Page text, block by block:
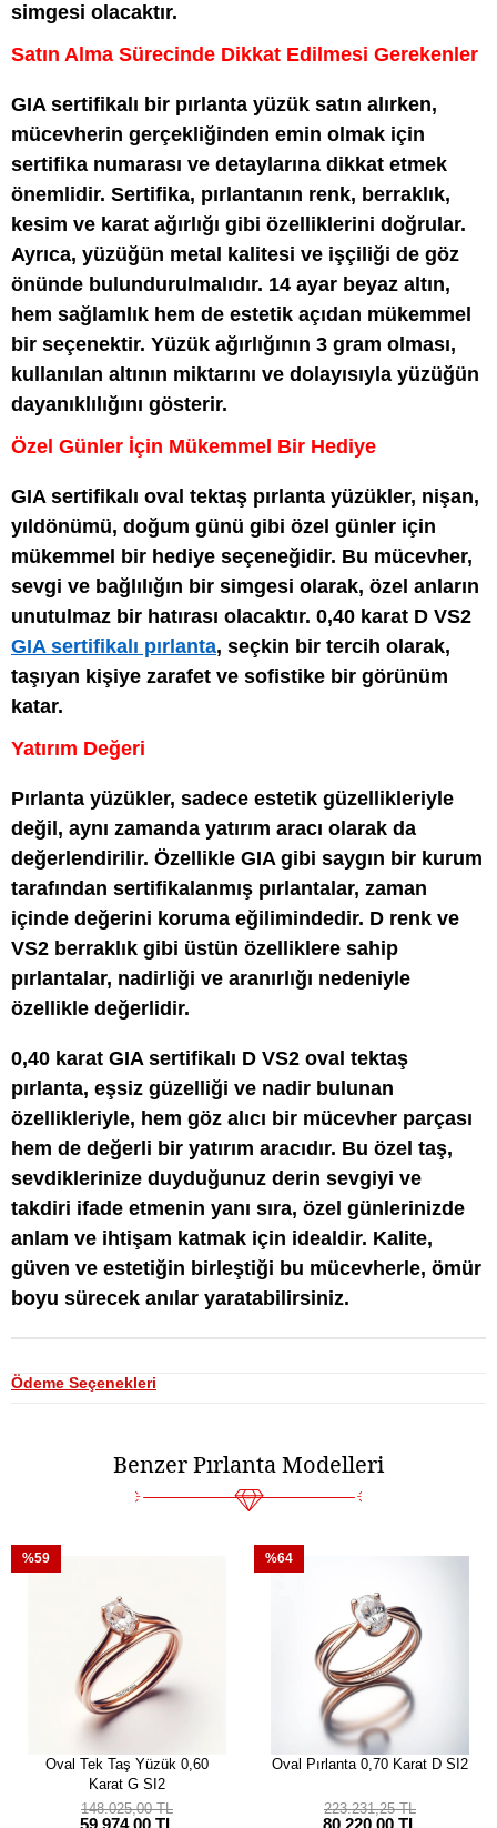
simgesi olacaktır.
Satın Alma Sürecinde Dikkat Edilmesi Gerekenler
GIA sertifikalı bir pırlanta yüzük satın alırken,
mücevherin gerçekliğinden emin olmak için
sertifika numarası ve detaylarına dikkat etmek
önemlidir. Sertifika, pırlantanın renk, berraklık,
kesim ve karat ağırlığı gibi özelliklerini doğrular.
Ayrıca, yüzüğün metal kalitesi ve işçiliği de göz
önünde bulundurulmalıdır. 14 ayar beyaz altın,
hem sağlamlık hem de estetik açıdan mükemmel
bir seçenektir. Yüzük ağırlığının 3 gram olması,
kullanılan altının miktarını ve dolayısıyla yüzüğün
dayanıklılığını gösterir.
Özel Günler İçin Mükemmel Bir Hediye
GIA sertifikalı oval tektaş pırlanta yüzükler, nişan,
yıldönümü, doğum günü gibi özel günler için
mükemmel bir hediye seçeneğidir. Bu mücevher,
sevgi ve bağlılığın bir simgesi olarak, özel anların
unutulmaz bir hatırası olacaktır. 0,40 karat D VS2
GIA sertifikalı pırlanta, seçkin bir tercih olarak,
taşıyan kişiye zarafet ve sofistike bir görünüm
katar.
Yatırım Değeri
Pırlanta yüzükler, sadece estetik güzellikleriyle
değil, aynı zamanda yatırım aracı olarak da
değerlendirilir. Özellikle GIA gibi saygın bir kurum
tarafından sertifikalanmış pırlantalar, zaman
içinde değerini koruma eğilimindedir. D renk ve
VS2 berraklık gibi üstün özelliklere sahip
pırlantalar, nadirliği ve aranırlığı nedeniyle
özellikle değerlidir.
0,40 karat GIA sertifikalı D VS2 oval tektaş
pırlanta, eşsiz güzelliği ve nadir bulunan
özellikleriyle, hem göz alıcı bir mücevher parçası
hem de değerli bir yatırım aracıdır. Bu özel taş,
sevdiklerinize duyduğunuz derin sevgiyi ve
takdiri ifade etmenin yanı sıra, özel günlerinizde
anlam ve ihtişam katmak için idealdir. Kalite,
güven ve estetiğin birleştiği bu mücevherle, ömür
boyu sürecek anılar yaratabilirsiniz.
Ödeme Seçenekleri
Benzer Pırlanta Modelleri
Oval Tek Taş Yüzük 0,60
Karat G SI2
59.974,00 TL
148.025,00 TL
%59
Oval Pırlanta 0,70 Karat D SI2
80.220,00 TL
223.231,25 TL
%64